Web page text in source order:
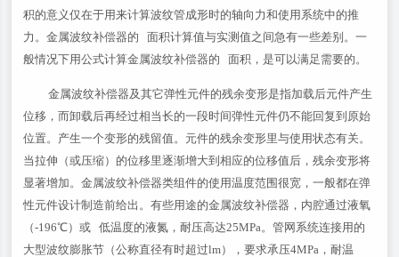
积的意义仅在于用来计算波纹管成形时的轴向力和使用系统中的推
力。金属波纹补偿器的 面积计算值与实测值之间急有一些差别。一
般情况下用公式计算金属波纹补偿器的 面积，是可以满足需要的。
金属波纹补偿器及其它弹性元件的残余变形是指加载后元件产生
位移，而卸载后再经过相当长的一段时间弹性元件仍不能回复到原始
位置。产生一个变形的残留值。元件的残余变形里与使用状态有关。
当拉伸（或压缩）的位移里逐渐增大到相应的位移值后，残余变形将
显著增加。金属波纹补偿器类组件的使用温度范围很宽，一般都在弹
性元件设计制造前给出。有些用途的金属波纹补偿器，内腔通过液氧
（-196℃）或 低温度的液氮，耐压高达25MPa。管网系统连接用的
大型波纹膨胀节（公称直径有时超过lm），要求承压4MPa，耐温